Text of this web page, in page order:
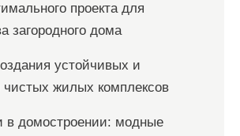
проекта для
загородного дома
устойчивых и
чистых жилых комплексов
в домостроении: модные